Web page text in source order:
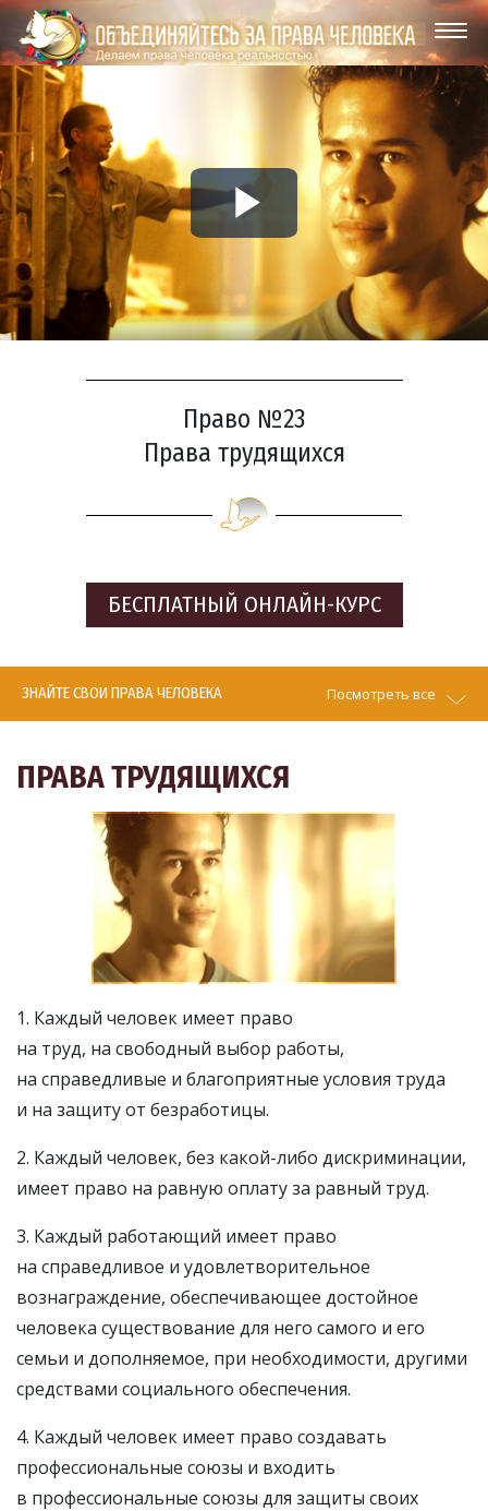
Play
Video
Право №23
Права трудящихся
БЕСПЛАТНЫЙ ОНЛАЙН-КУРС
ЗНАЙТЕ СВОИ ПРАВА ЧЕЛОВЕКА Посмотреть все
ПРАВА ТРУДЯЩИХСЯ
1. Каждый человек имеет право
на труд, на свободный выбор работы,
на справедливые и благоприятные условия труда
и на защиту от безработицы.
2. Каждый человек, без какой-либо дискриминации,
имеет право на равную оплату за равный труд.
3. Каждый работающий имеет право
на справедливое и удовлетворительное
вознаграждение, обеспечивающее достойное
человека существование для него самого и его
семьи и дополняемое, при необходимости, другими
средствами социального обеспечения.
4. Каждый человек имеет право создавать
профессиональные союзы и входить
в профессиональные союзы для защиты своих